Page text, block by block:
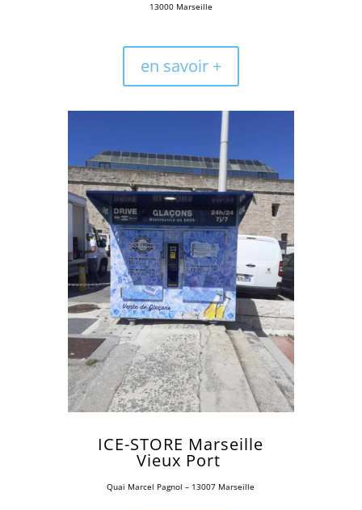
13000 Marseille
en savoir +
ICE-STORE Marseille
Vieux Port
Quai Marcel Pagnol – 13007 Marseille